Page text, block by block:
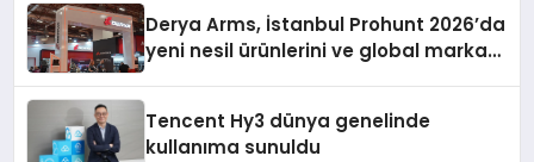
Derya Arms, İstanbul Prohunt 2026’da
yeni nesil ürünlerini ve global marka
Tencent Hy3 dünya genelinde
kullanıma sunuldu